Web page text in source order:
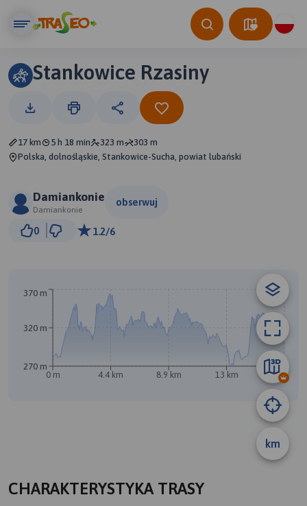
Stankowice Rzasiny
17 km 5 h 18 min 323 m
303 m
Polska, dolnośląskie, Stankowice-Sucha, powiat lubański
Damiankonie
Damiankonie
obserwuj
0 1.2/6
km
0 m 4.4 km 8.9 km 13 km 17 km
270 m
320 m
370 m
CHARAKTERYSTYKA TRASY